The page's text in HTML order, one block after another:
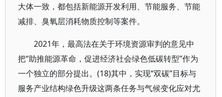
大体一致，都包括新能源开发利用、节能服务、节能
减排、臭氧层消耗物质控制等案件。
2021年，最高法在关于环境资源审判的意见中
把“助推能源革命，促进经济社会绿色低碳转型”作为
一个独立的部分提出。(18)其中，实现“双碳”目标与
服务产业结构绿色升级这两条任务与气候变化应对尤